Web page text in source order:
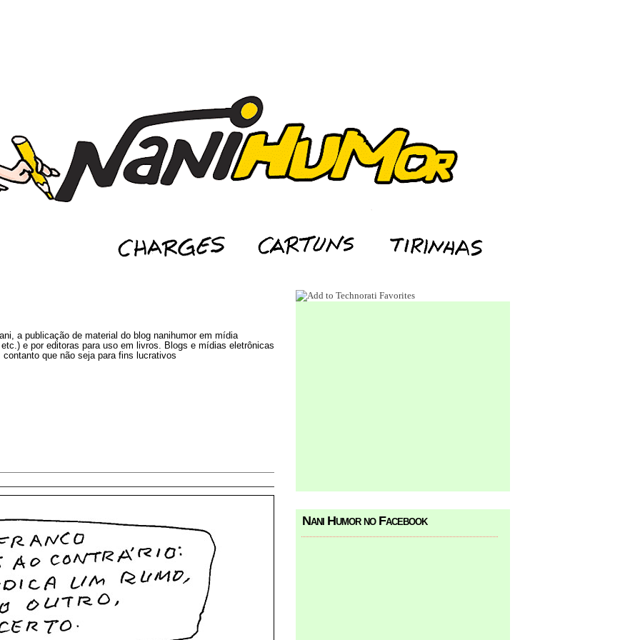
a publicação de material do blog nanihumor em mídia
e por editoras para uso em livros. Blogs e mídias eletrônicas
que não seja para fins lucrativos
Nani Humor no Facebook